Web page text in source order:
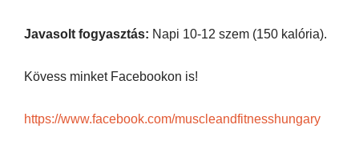
Javasolt fogyasztás: Napi 10-12 szem (150 kalória).
Kövess minket Facebookon is!
https://www.facebook.com/muscleandfitnesshungary